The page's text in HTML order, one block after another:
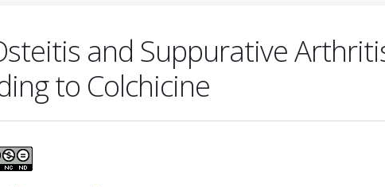
and Suppurative
to Colchicine